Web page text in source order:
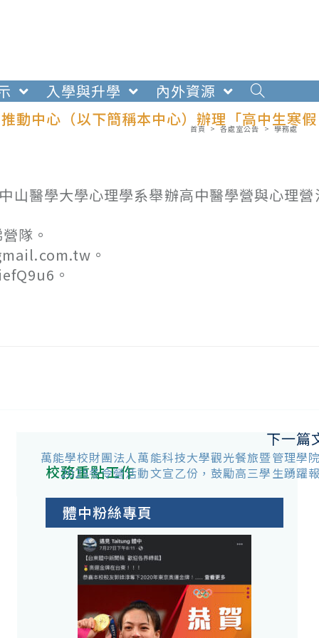
入學與升學
內外資源
動中心（以下簡稱本中心）辦理「高中生寒假
首頁 > 各處室公告 > 學務處
山醫學大學心理學系舉辦高中醫學營與心理
隊。
。
。
下一篇
萬能學校財團法人萬能科技大學觀光餐旅暨管理學
2025冬令營活動文宣乙份，鼓勵高三學生踴躍
校務重點工作
體中粉絲專頁